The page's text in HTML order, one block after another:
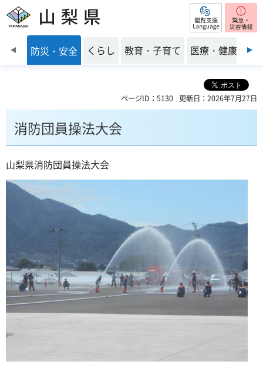
山梨県 閲覧支援
防災・安全 くらし 教育・子育て 医療・健康・福
ページID：5130 更新日：2026年7月27日
消防団員操法大会
山梨県消防団員操法大会